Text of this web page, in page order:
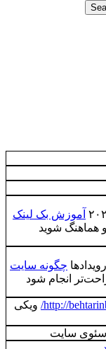
آموزش بک لینک
هماهنگ شوید
چگونه سایت
انجام شود
ویکی
سئوی سایت